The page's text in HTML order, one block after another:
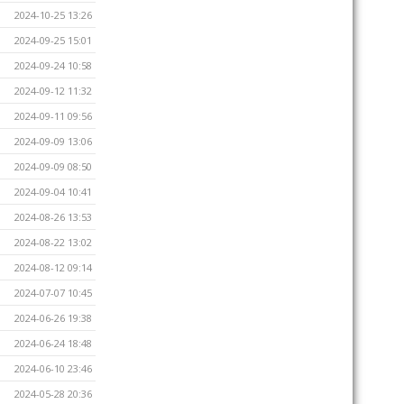
2024-10-25 13:26
2024-09-25 15:01
2024-09-24 10:58
2024-09-12 11:32
2024-09-11 09:56
2024-09-09 13:06
2024-09-09 08:50
2024-09-04 10:41
2024-08-26 13:53
2024-08-22 13:02
2024-08-12 09:14
2024-07-07 10:45
2024-06-26 19:38
2024-06-24 18:48
2024-06-10 23:46
2024-05-28 20:36